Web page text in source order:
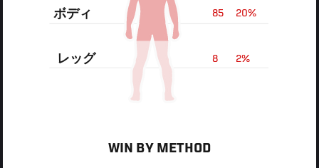
20%
85
ボディ
2%
8
レッグ
WIN BY METHOD